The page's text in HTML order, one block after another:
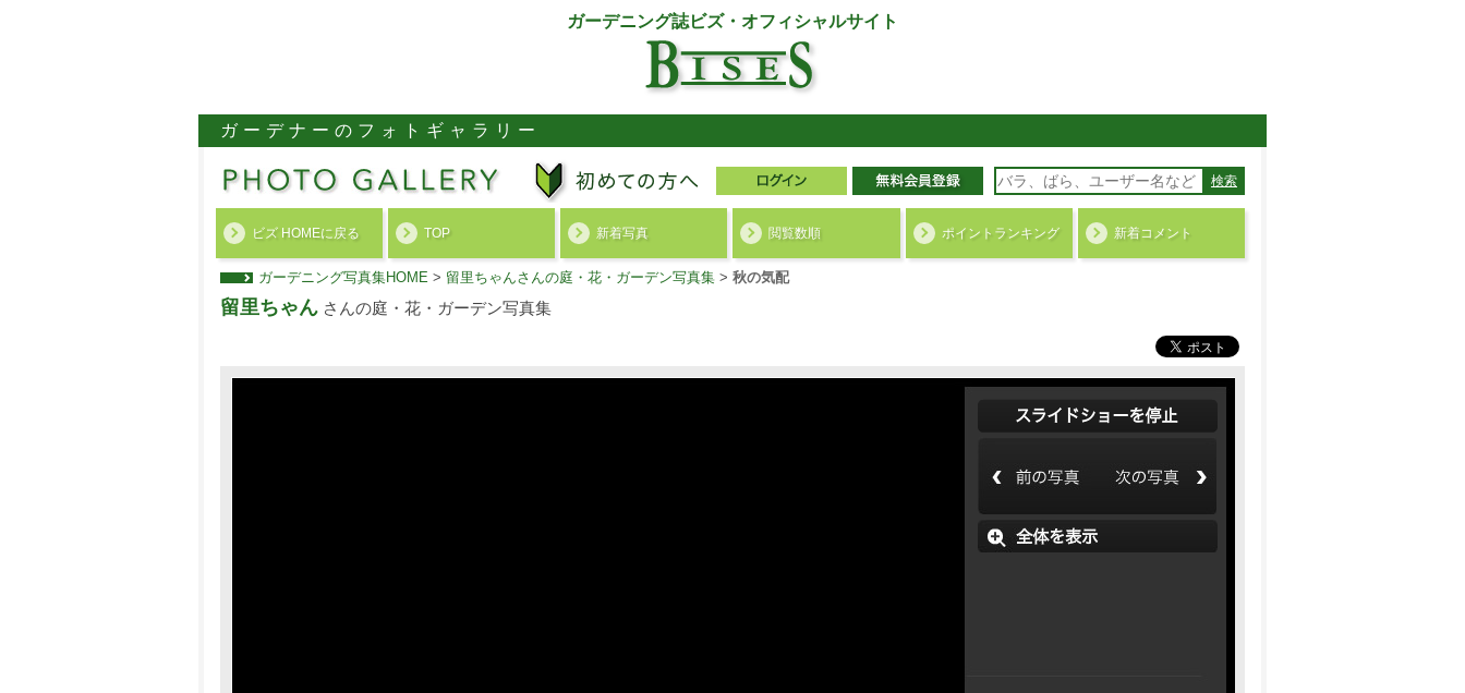
ガーデニング誌ビズ・オフィシャルサイト
ガーデナーのフォトギャラリー
検索
ビズ HOMEに戻る TOP 新着写真 閲覧数順 ポイント ランキング 新着コメント
ガーデニング写真集HOME > 留里ちゃんさんの庭・花・ガーデン写真集 > 秋の気配
留里ちゃん さんの庭・花・ガーデン写真集